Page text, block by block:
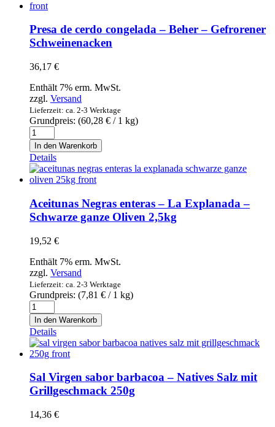
Baristo
0,7l
–
Spanischer
43
Kaffee
von
den
Kanarischen
Inseln
Menge
Presa de cerdo congelada – Beher – Gefrorener
Schweinenacken
36,17 €
Enthält 7% erm. MwSt.
zzgl. Versand
Lieferzeit: ca. 2-3 Werktage
Grundpreis: (60,28 € / 1 kg)
Presa
de
cerdo
congelada
-
Beher
Gefrorener
Schweinenacken
In den Warenkorb
Details
Aceitunas Negras enteras – La Explanada –
Schwarze ganze Oliven 2,5kg
19,52 €
Enthält 7% erm. MwSt.
zzgl. Versand
Lieferzeit: ca. 2-3 Werktage
Grundpreis: (7,81 € / 1 kg)
Aceitunas
Negras
enteras
-
La
Explanada
-
Schwarze
ganze
2,5kg
In den Warenkorb
Details
Sal Virgen sabor barbacoa – Natives Salz mit
Grillgeschmack 250g
14,36 €